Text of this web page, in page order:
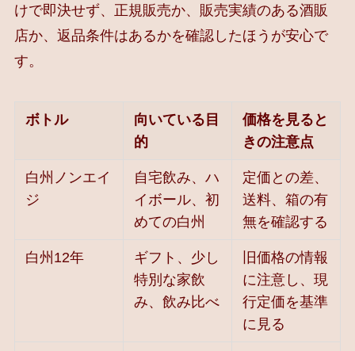
けで即決せず、正規販売か、販売実績のある酒販
店か、返品条件はあるかを確認したほうが安心で
す。
ボトル
向いている目
的
価格を見ると
きの注意点
白州ノンエイ
ジ
自宅飲み、ハ
イボール、初
めての白州
定価との差、
送料、箱の有
無を確認する
白州12年
ギフト、少し
特別な家飲
み、飲み比べ
旧価格の情報
に注意し、現
行定価を基準
に見る